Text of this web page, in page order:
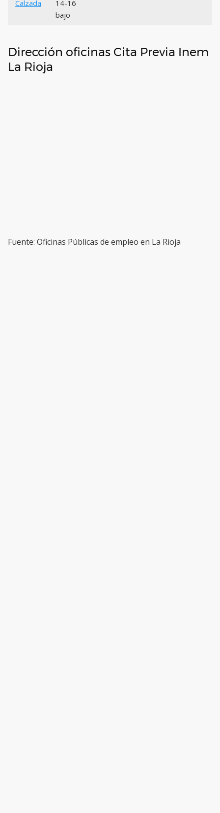
Calzada
14-16
bajo
Dirección oficinas Cita Previa Inem
La Rioja
Fuente: Oficinas Públicas de empleo en La Rioja